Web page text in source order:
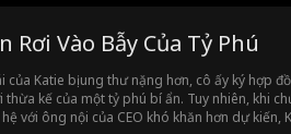
Rơi Vào Bẫy Của Tỷ Phú
của Katie bị ung thư nặng hơn, cô ấy ký hợp
thừa kế của một tỷ phú bí ẩn. Tuy nhiên, khi
với ông nội của CEO khó khăn hơn dự kiến,